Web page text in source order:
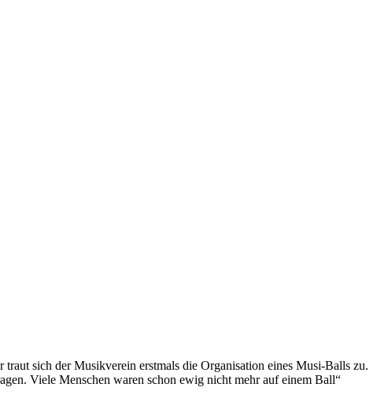
sich der Musikverein erstmals die Organisation eines Musi-Balls zu.
Viele Menschen waren schon ewig nicht mehr auf einem Ball“